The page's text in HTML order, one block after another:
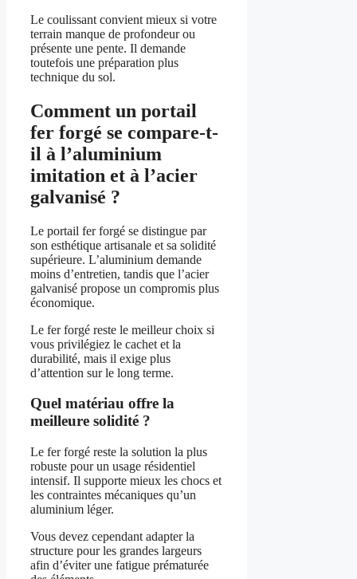
Le coulissant convient mieux si votre
terrain manque de profondeur ou
présente une pente. Il demande
toutefois une préparation plus
technique du sol.
Comment un portail
fer forgé se compare-t-
il à l’aluminium
imitation et à l’acier
galvanisé ?
Le portail fer forgé se distingue par
son esthétique artisanale et sa solidité
supérieure. L’aluminium demande
moins d’entretien, tandis que l’acier
galvanisé propose un compromis plus
économique.
Le fer forgé reste le meilleur choix si
vous privilégiez le cachet et la
durabilité, mais il exige plus
d’attention sur le long terme.
Quel matériau offre la
meilleure solidité ?
Le fer forgé reste la solution la plus
robuste pour un usage résidentiel
intensif. Il supporte mieux les chocs et
les contraintes mécaniques qu’un
aluminium léger.
Vous devez cependant adapter la
structure pour les grandes largeurs
afin d’éviter une fatigue prématurée